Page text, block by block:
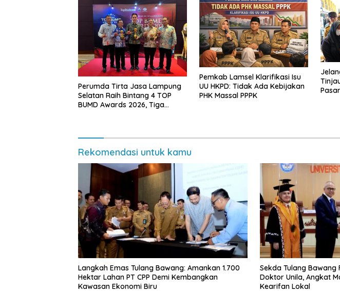
Perumda Tirta Jasa Lampung
Selatan Raih Bintang 4 TOP
BUMD Awards 2026, Tiga
Pemkab Lamsel Klarifikasi Isu
UU HKPD: Tidak Ada Kebijakan
PHK Massal PPPK
Rekomendasi untuk kamu
Langkah Emas Tulang Bawang: Amankan 1.700
Hektar Lahan PT CPP Demi Kembangkan
Kawasan Ekonomi Biru
Sekda Tulang Bawang
Doktor Unila, Angkat
Kearifan Lokal